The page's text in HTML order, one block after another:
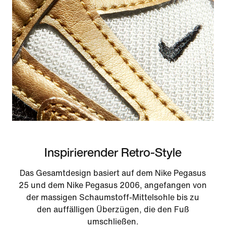
Inspirierender Retro-Style
Das Gesamtdesign basiert auf dem Nike Pegasus
25 und dem Nike Pegasus 2006, angefangen von
der massigen Schaumstoff-Mittelsohle bis zu
den auffälligen Überzügen, die den Fuß
umschließen.